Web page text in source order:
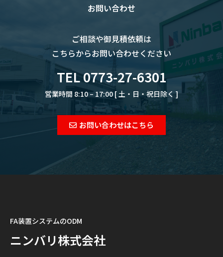
お問い合わせ
ご相談や御見積依頼は
こちらからお問い合わせください
TEL 0773-27-6301
営業時間 8:10 – 17:00 [ 土・日・祝日除く ]
お問い合わせはこちら
FA装置システムのODM
ニンバリ株式会社